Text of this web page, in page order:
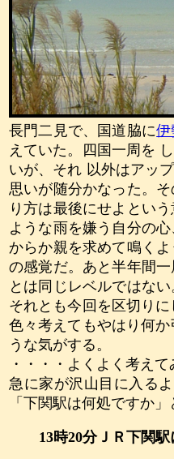
長門二見で、国道脇に伊
えていた。四国一周を
いが、それ 以外はアッ
思いが随分かなった。
り方は最後にせよとい
ような雨を嫌う自分の
からか親を求めて鳴く
の感覚だ。あと半年間
とは同じレベルではな
それとも今回を区切り
色々考えてもやはり何
うな気がする。
・・・・よくよく考え
急に家が沢山目に入る
「下関駅は何処ですか
13時20分ＪＲ下関駅